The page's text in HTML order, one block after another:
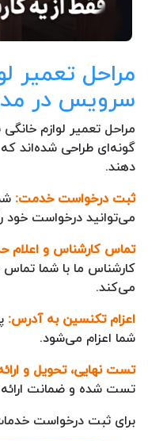
مراحل تعمیر
سرویس در
مراحل تعمیر لوازم
گونه‌ای طراحی شده‌اند
دهند.
ثبت درخواست خدمت:
می‌توانید درخواست خود
تماس کارشناس و اعلام
کارشناس ما با شما
می‌کند.
اعزام تکنسین به آدرس:
شما اعزام می‌شود.
تست نهایی، تحویل و
تست شده و ضمانت
برای ثبت درخواست